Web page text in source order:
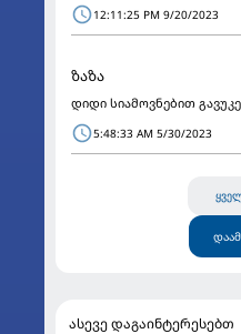
12:11:25 PM 9/20/2023
ზაზა
დიდი სიამოვნებით
5:48:33 AM 5/30/2023
ასევე დაგაინტერესებთ